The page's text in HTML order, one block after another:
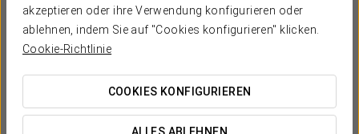
akzeptieren oder ihre Verwendung konfigurieren oder
ablehnen, indem Sie auf "Cookies konfigurieren" klicken.
Cookie-Richtlinie
COOKIES KONFIGURIEREN
WANN MÖCHTEN SIE REISEN?
 